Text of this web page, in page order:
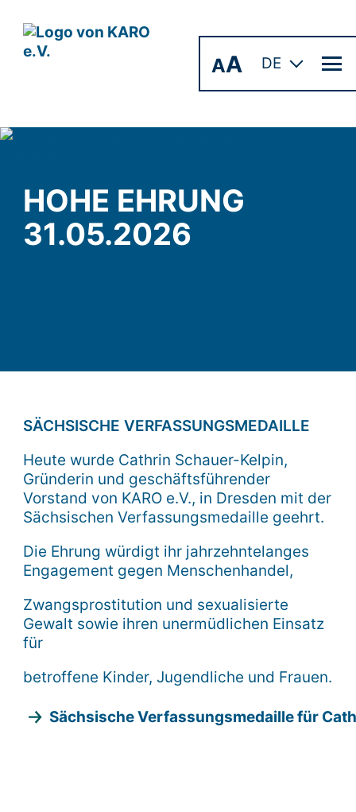
AA DE
HOHE EHRUNG
31.05.2026
SÄCHSISCHE VERFASSUNGSMEDAILLE
Heute wurde Cathrin Schauer-Kelpin,
Gründerin und geschäftsführender
Vorstand von KARO e.V., in Dresden mit der
Sächsischen Verfassungsmedaille geehrt.
Die Ehrung würdigt ihr jahrzehntelanges
Engagement gegen Menschenhandel,
Zwangsprostitution und sexualisierte
Gewalt sowie ihren unermüdlichen Einsatz
für
betroffene Kinder, Jugendliche und Frauen.
Sächsische Verfassungsmedaille für